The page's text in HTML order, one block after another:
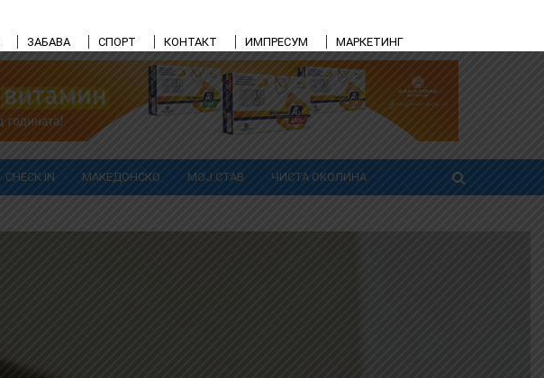
ЗАБАВА СПОРТ КОНТАКТ ИМПРЕСУМ МАРКЕТИНГ
CHECK IN МАКЕДОНСКО МОЈ СТАВ ЧИСТА ОКОЛИНА